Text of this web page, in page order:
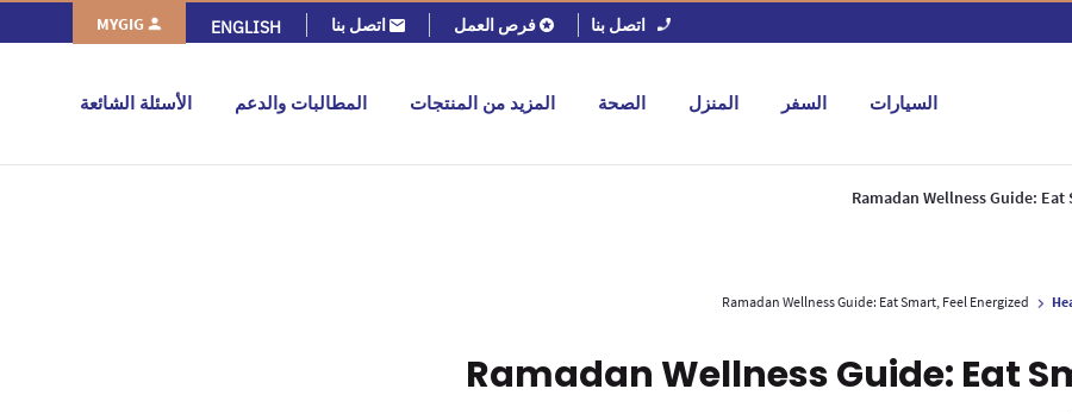
اتصل بنا فرص العمل اتصل بنا ENGLISH
MYGIG
السيارات السفر المنزل الصحة المزيد من المنتجات المطالبات والدعم الأسئلة الشائعة
Ramadan Wellness Guide:
Ramadan Wellness Guide: Eat Smart, Feel Energized
Ramadan Wellness Guide: Eat